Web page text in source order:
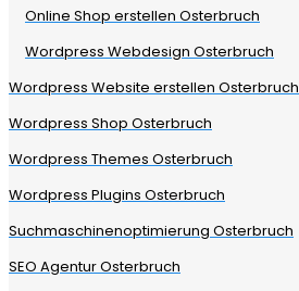
Online Shop erstellen Osterbruch
Wordpress Webdesign Osterbruch
Wordpress Website erstellen Osterbruch
Wordpress Shop Osterbruch
Wordpress Themes Osterbruch
Wordpress Plugins Osterbruch
Suchmaschinenoptimierung Osterbruch
SEO Agentur Osterbruch